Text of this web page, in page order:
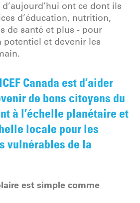
ont ce dont ils
d’éducation, nutrition,
de santé et plus - pour
potentiel et devenir les
Canada est d’aider
de bons citoyens du
à l’échelle planétaire et
locale pour les
vulnérables de la
est simple comme